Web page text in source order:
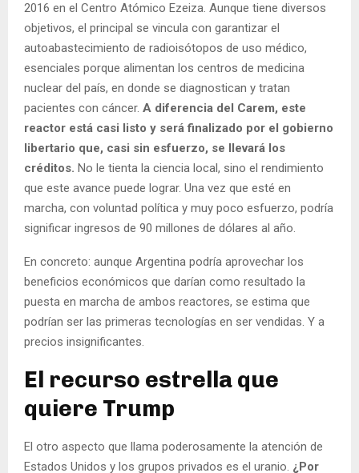
2016 en el Centro Atómico Ezeiza. Aunque tiene diversos
objetivos, el principal se vincula con garantizar el
autoabastecimiento de radioisótopos de uso médico,
esenciales porque alimentan los centros de medicina
nuclear del país, en donde se diagnostican y tratan
pacientes con cáncer. A diferencia del Carem, este
reactor está casi listo y será finalizado por el gobierno
libertario que, casi sin esfuerzo, se llevará los
créditos. No le tienta la ciencia local, sino el rendimiento
que este avance puede lograr. Una vez que esté en
marcha, con voluntad política y muy poco esfuerzo, podría
significar ingresos de 90 millones de dólares al año.
En concreto: aunque Argentina podría aprovechar los
beneficios económicos que darían como resultado la
puesta en marcha de ambos reactores, se estima que
podrían ser las primeras tecnologías en ser vendidas. Y a
precios insignificantes.
El recurso estrella que
quiere Trump
El otro aspecto que llama poderosamente la atención de
Estados Unidos y los grupos privados es el uranio. ¿Por